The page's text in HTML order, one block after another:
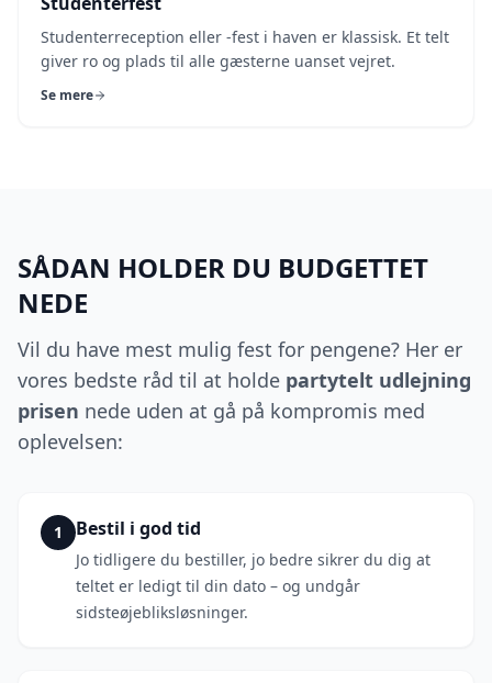
Studenterreception eller -fest i haven er klassisk. Et telt
giver ro og plads til alle gæsterne uanset vejret.
Se mere
SÅDAN HOLDER DU BUDGETTET
NEDE
Vil du have mest mulig fest for pengene? Her er
vores bedste råd til at holde partytelt udlejning
prisen nede uden at gå på kompromis med
oplevelsen:
1 Bestil i god tid
Jo tidligere du bestiller, jo bedre sikrer du dig at
teltet er ledigt til din dato – og undgår
sidsteøjebliksløsninger.